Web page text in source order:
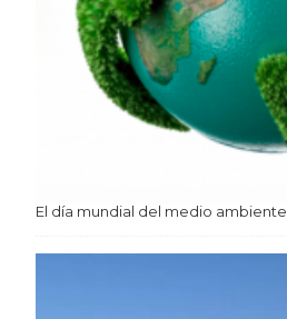
El día mundial del medio ambiente